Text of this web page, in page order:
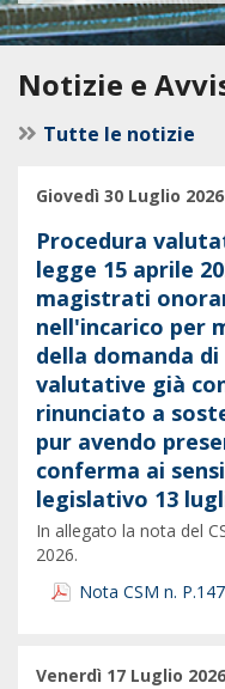
Notizie e
Tutte le notizie
Giovedì 30 Luglio 2026
Procedura
legge 15 aprile
magistrati
nell'incarico per
della domanda
valutative già
rinunciato a
pur avendo
conferma ai
legislativo 13
In allegato la nota del
2026.
Nota CSM n.
Venerdì 17 Luglio 2026